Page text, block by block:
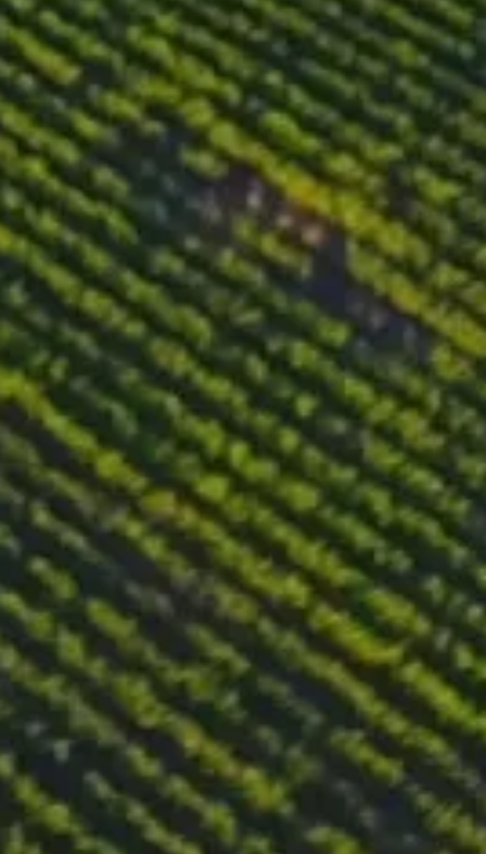
Lagerung
Der Wein wird für 3 Monate auf der Hefe in Edelstahltanks
gelagert.
Geschmacksnoten
Der Wein zeigt eine attraktive lachsrosa Farbe mit subtilen
Grautönen. Er entfaltet ein intensives und vielschichtiges
Aroma, bei dem Hibiskus, wilde Erdbeeren, Himbeeren und
Preiselbeeren dominieren, ergänzt durch florale und frische
Kräuternoten.Am Gaumen zeigt sich eine fruchtige
Geschmacksnote mit Akzenten von Kirschen und Stachelbeeren.
Der Wein hat einen leichten Körper, ist lebendig, ausgewogen
und frisch.
Essenspaarung
Dieser Wein harmoniert gut mit Meeresfrüchtesalaten,
Fischdelikatessen, hellem Fleisch und verschiedenen
Käsesorten. Er kann auch alleine genossen werden.
WEINPASS HERUNTERLADEN